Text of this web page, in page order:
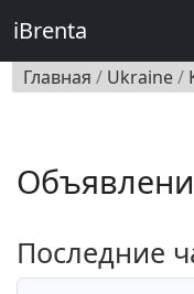
iBrenta
Главная / Ukraine/
Последние